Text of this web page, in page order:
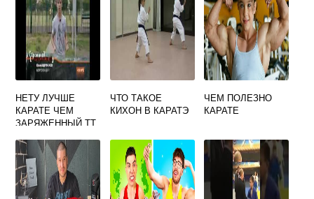
НЕТУ ЛУЧШЕ
КАРАТЕ ЧЕМ
ЗАРЯЖЕННЫЙ ТТ
ЧТО ТАКОЕ
КИХОН В КАРАТЭ
ЧЕМ ПОЛЕЗНО
КАРАТЕ